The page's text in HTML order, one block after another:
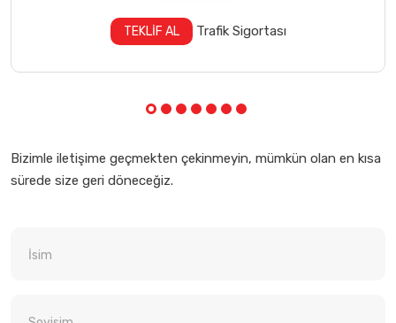
TEKLİF AL Trafik Sigortası
Bizimle iletişime geçmekten çekinmeyin, mümkün olan en kısa
sürede size geri döneceğiz.